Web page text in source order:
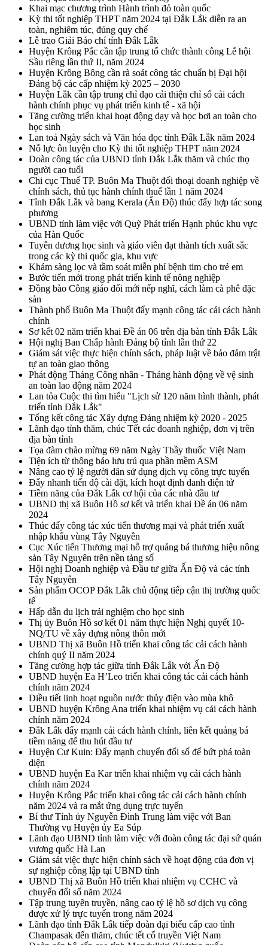
Khai mạc chương trình Hành trình đỏ toàn quốc
Kỳ thi tốt nghiệp THPT năm 2024 tại Đắk Lắk diễn ra an
toàn, nghiêm túc, đúng quy chế
Lễ trao Giải Báo chí tỉnh Đắk Lắk
Huyện Krông Pắc cần tập trung tổ chức thành công Lễ hội
Sầu riêng lần thứ II, năm 2024
Huyện Krông Bông cần rà soát công tác chuẩn bị Đại hội
Đảng bộ các cấp nhiệm kỳ 2025 – 2030
Huyện Lắk cần tập trung chỉ đạo cải thiện chỉ số cải cách
hành chính phục vụ phát triển kinh tế - xã hội
Tăng cường triển khai hoạt động dạy và học bơi an toàn cho
học sinh
Lan toả Ngày sách và Văn hóa đọc tỉnh Đắk Lắk năm 2024
Nỗ lực ôn luyện cho Kỳ thi tốt nghiệp THPT năm 2024
Đoàn công tác của UBND tỉnh Đắk Lắk thăm và chúc thọ
người cao tuổi
Chi cục Thuế TP. Buôn Ma Thuột đối thoại doanh nghiệp về
chính sách, thủ tục hành chính thuế lần 1 năm 2024
Tỉnh Đắk Lắk và bang Kerala (Ấn Độ) thúc đẩy hợp tác song
phương
UBND tỉnh làm việc với Quỹ Phát triển Hạnh phúc khu vực
của Hàn Quốc
Tuyên dương học sinh và giáo viên đạt thành tích xuất sắc
trong các kỳ thi quốc gia, khu vực
Khám sàng lọc và tầm soát miễn phí bệnh tim cho trẻ em
Bước tiến mới trong phát triển kinh tế nông nghiệp
Đồng bào Công giáo đổi mới nếp nghĩ, cách làm cà phê đặc
sản
Thành phố Buôn Ma Thuột đẩy mạnh công tác cải cách hành
chính
Sơ kết 02 năm triển khai Đề án 06 trên địa bàn tỉnh Đắk Lắk
Hội nghị Ban Chấp hành Đảng bộ tỉnh lần thứ 22
Giám sát việc thực hiện chính sách, pháp luật về bảo đảm trật
tự an toàn giao thông
Phát động Tháng Công nhân - Tháng hành động về vệ sinh
an toàn lao động năm 2024
Lan tỏa Cuộc thi tìm hiểu "Lịch sử 120 năm hình thành, phát
triển tỉnh Đắk Lắk"
Tổng kết công tác Xây dựng Đảng nhiệm kỳ 2020 - 2025
Lãnh đạo tỉnh thăm, chúc Tết các doanh nghiệp, đơn vị trên
địa bàn tỉnh
Tọa đàm chào mừng 69 năm Ngày Thầy thuốc Việt Nam
Tiện ích từ thông báo lưu trú qua phần mềm ASM
Nâng cao tỷ lệ người dân sử dụng dịch vụ công trực tuyến
Đẩy nhanh tiến độ cài đặt, kích hoạt định danh điện tử
Tiềm năng của Đắk Lắk cơ hội của các nhà đầu tư
UBND thị xã Buôn Hồ sơ kết và triển khai Đề án 06 năm
2024
Thúc đẩy công tác xúc tiến thương mại và phát triển xuất
nhập khẩu vùng Tây Nguyên
Cục Xúc tiến Thương mại hỗ trợ quảng bá thương hiệu nông
sản Tây Nguyên trên nền tảng số
Hội nghị Doanh nghiệp và Đầu tư giữa Ấn Độ và các tỉnh
Tây Nguyên
Sản phẩm OCOP Đắk Lắk chủ động tiếp cận thị trường quốc
tế
Hấp dẫn du lịch trải nghiệm cho học sinh
Thị ủy Buôn Hồ sơ kết 01 năm thực hiện Nghị quyết 10-
NQ/TU về xây dựng nông thôn mới
UBND Thị xã Buôn Hồ triển khai công tác cải cách hành
chính quý II năm 2024
Tăng cường hợp tác giữa tỉnh Đắk Lắk với Ấn Độ
UBND huyện Ea H’Leo triển khai công tác cải cách hành
chính năm 2024
Điều tiết linh hoạt nguồn nước thủy điện vào mùa khô
UBND huyện Krông Ana triển khai nhiệm vụ cải cách hành
chính năm 2024
Đắk Lắk đẩy mạnh cải cách hành chính, liên kết quảng bá
tiềm năng để thu hút đầu tư
Huyện Cư Kuin: Đẩy mạnh chuyển đổi số để bứt phá toàn
diện
UBND huyện Ea Kar triển khai nhiệm vụ cải cách hành
chính năm 2024
Huyện Krông Pắc triển khai công tác cải cách hành chính
năm 2024 và ra mắt ứng dụng trực tuyến
Bí thư Tỉnh ủy Nguyễn Đình Trung làm việc với Ban
Thường vụ Huyện ủy Ea Súp
Lãnh đạo UBND tỉnh làm việc với đoàn công tác đại sứ quán
vương quốc Hà Lan
Giám sát việc thực hiện chính sách về hoạt động của đơn vị
sự nghiệp công lập tại UBND tỉnh
UBND Thị xã Buôn Hồ triển khai nhiệm vụ CCHC và
chuyển đổi số năm 2024
Tập trung tuyên truyền, nâng cao tỷ lệ hồ sơ dịch vụ công
được xử lý trực tuyến trong năm 2024
Lãnh đạo tỉnh Đắk Lắk tiếp đoàn đại biểu cấp cao tỉnh
Champasak đến thăm, chúc tết cổ truyền Việt Nam